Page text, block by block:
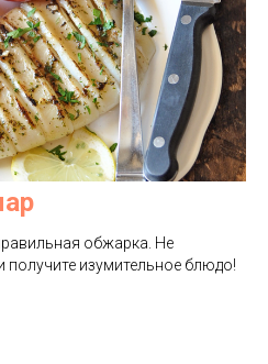
обжарка. Не
получите изумительное блюдо!